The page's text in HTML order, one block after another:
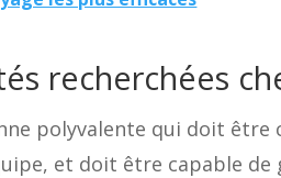
recherchées
polyvalente qui doit
et doit être capable